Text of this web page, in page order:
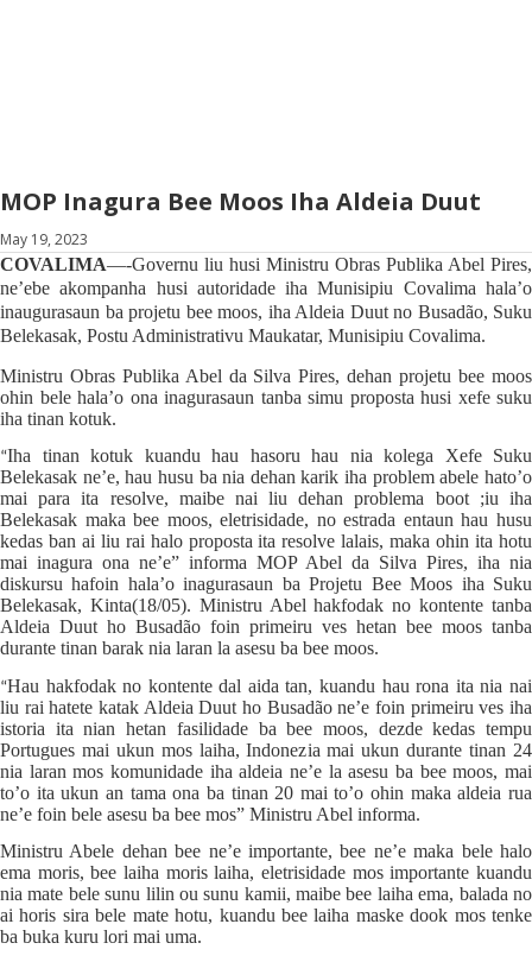
MOP Inagura Bee Moos Iha Aldeia Duut
May 19, 2023
COVALIMA—-Governu liu husi Ministru Obras Publika Abel Pires,
ne’ebe akompanha husi autoridade iha Munisipiu Covalima hala’o
inaugurasaun ba projetu bee moos, iha Aldeia Duut no Busadão, Suku
Belekasak, Postu Administrativu Maukatar, Munisipiu Covalima.
Ministru Obras Publika Abel da Silva Pires, dehan projetu bee moos
ohin bele hala’o ona inagurasaun tanba simu proposta husi xefe suku
iha tinan kotuk.
“Iha tinan kotuk kuandu hau hasoru hau nia kolega Xefe Suku
Belekasak ne’e, hau husu ba nia dehan karik iha problem abele hato’o
mai para ita resolve, maibe nai liu dehan problema boot ;iu iha
Belekasak maka bee moos, eletrisidade, no estrada entaun hau husu
kedas ban ai liu rai halo proposta ita resolve lalais, maka ohin ita hotu
mai inagura ona ne’e” informa MOP Abel da Silva Pires, iha nia
diskursu hafoin hala’o inagurasaun ba Projetu Bee Moos iha Suku
Belekasak, Kinta(18/05). Ministru Abel hakfodak no kontente tanba
Aldeia Duut ho Busadão foin primeiru ves hetan bee moos tanba
durante tinan barak nia laran la asesu ba bee moos.
“Hau hakfodak no kontente dal aida tan, kuandu hau rona ita nia nai
liu rai hatete katak Aldeia Duut ho Busadão ne’e foin primeiru ves iha
istoria ita nian hetan fasilidade ba bee moos, dezde kedas tempu
Portugues mai ukun mos laiha, Indonezia mai ukun durante tinan 24
nia laran mos komunidade iha aldeia ne’e la asesu ba bee moos, mai
to’o ita ukun an tama ona ba tinan 20 mai to’o ohin maka aldeia rua
ne’e foin bele asesu ba bee mos” Ministru Abel informa.
Ministru Abele dehan bee ne’e importante, bee ne’e maka bele halo
ema moris, bee laiha moris laiha, eletrisidade mos importante kuandu
nia mate bele sunu lilin ou sunu kamii, maibe bee laiha ema, balada no
ai horis sira bele mate hotu, kuandu bee laiha maske dook mos tenke
ba buka kuru lori mai uma.